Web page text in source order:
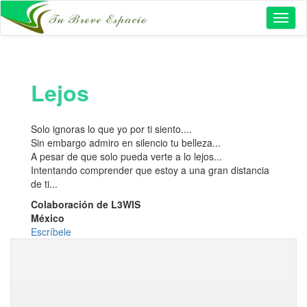
Lejos
Solo ignoras lo que yo por ti siento....
Sin embargo admiro en silencio tu belleza...
A pesar de que solo pueda verte a lo lejos...
Intentando comprender que estoy a una gran distancia
de ti...
Colaboración de L3WIS
México
Escríbele